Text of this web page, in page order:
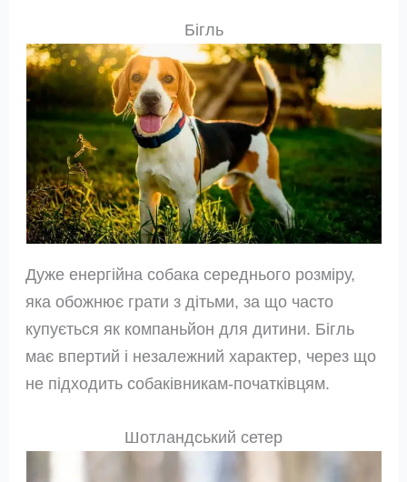
Бігль
Дуже енергійна собака середнього розміру,
яка обожнює грати з дітьми, за що часто
купується як компаньйон для дитини. Бігль
має впертий і незалежний характер, через що
не підходить собаківникам-початківцям.
Шотландський сетер